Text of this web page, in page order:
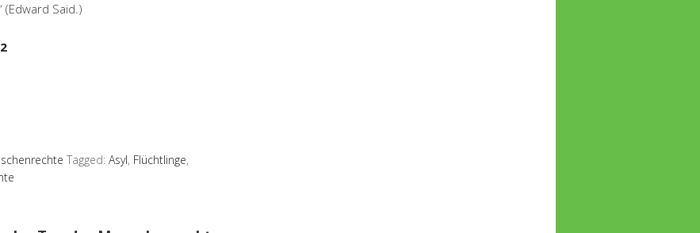
Said.)
Tagged: Asyl, Flüchtlinge,